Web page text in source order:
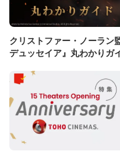
クリストファー・ノーラン
デュッセイア』丸わかりガ